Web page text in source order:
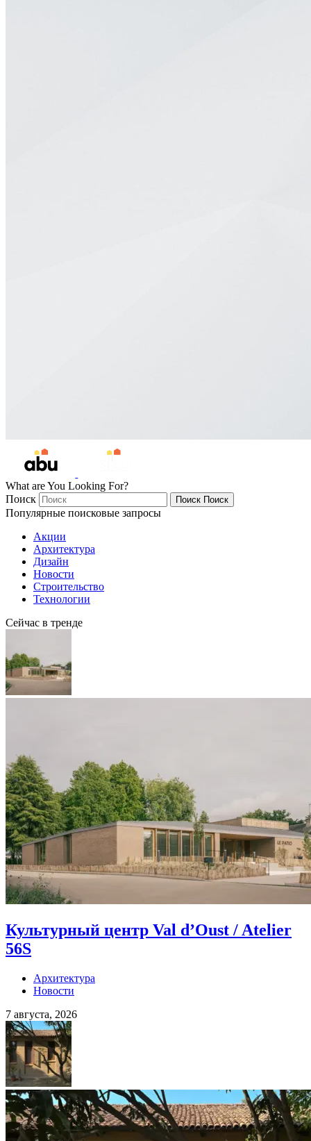
What are You Looking For?
Поиск
Поиск Поиск
Популярные поисковые запросы
Акции
Архитектура
Дизайн
Новости
Строительство
Технологии
Сейчас в тренде
Культурный центр Val d’Oust / Atelier
56S
Архитектура
Новости
7 августа, 2026